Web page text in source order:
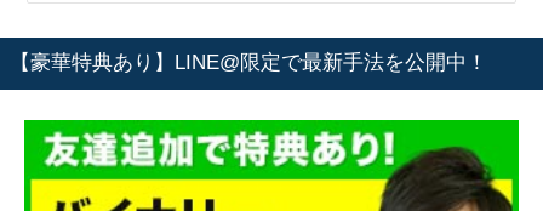
【豪華特典あり】LINE@限定で最新手法を公開中！